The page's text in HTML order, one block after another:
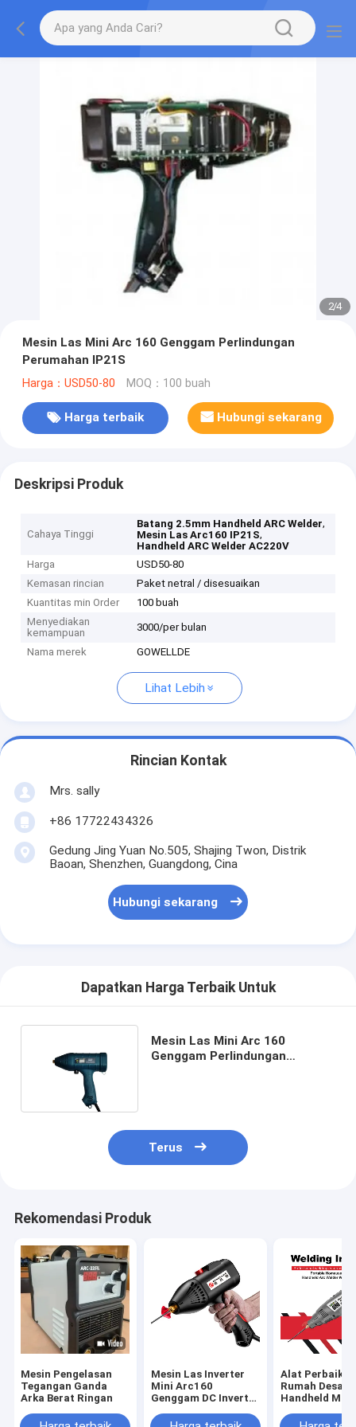
2/4
Mesin Las Mini Arc 160 Genggam Perlindungan
Perumahan IP21S
Harga：USD50-80 MOQ：100 buah
Harga terbaik Hubungi sekarang
Deskripsi Produk
Cahaya Tinggi
Batang 2.5mm Handheld ARC Welder,
Mesin Las Arc160 IP21S,
Handheld ARC Welder AC220V
Harga
USD50-80
Kemasan rincian
Paket netral / disesuaikan
Kuantitas min Order
100 buah
Menyediakan
kemampuan
3000/per bulan
Nama merek GOWELLDE
Lihat Lebih
Rincian Kontak
Mrs. sally
+86 17722434326
Gedung Jing Yuan No.505, Shajing Twon, Distrik
Baoan, Shenzhen, Guangdong, Cina
Hubungi sekarang
Dapatkan Harga Terbaik Untuk
Mesin Las Mini Arc 160
Genggam Perlindungan
Terus
Rekomendasi Produk
Mesin Pengelasan
Tegangan Ganda
Arka Berat Ringan
Mesin Las Inverter
Mini Arc160
Genggam DC Inverter
Alat Perbaikan
Rumah Desain
Handheld Mini
IGBT Portable